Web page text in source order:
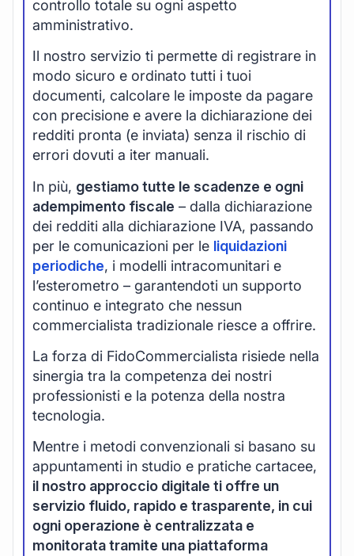
controllo totale su ogni aspetto
amministrativo.
Il nostro servizio ti permette di registrare in
modo sicuro e ordinato tutti i tuoi
documenti, calcolare le imposte da pagare
con precisione e avere la dichiarazione dei
redditi pronta (e inviata) senza il rischio di
errori dovuti a iter manuali.
In più, gestiamo tutte le scadenze e ogni
adempimento fiscale – dalla dichiarazione
dei redditi alla dichiarazione IVA, passando
per le comunicazioni per le liquidazioni
periodiche, i modelli intracomunitari e
l’esterometro – garantendoti un supporto
continuo e integrato che nessun
commercialista tradizionale riesce a offrire.
La forza di FidoCommercialista risiede nella
sinergia tra la competenza dei nostri
professionisti e la potenza della nostra
tecnologia.
Mentre i metodi convenzionali si basano su
appuntamenti in studio e pratiche cartacee,
il nostro approccio digitale ti offre un
servizio fluido, rapido e trasparente, in cui
ogni operazione è centralizzata e
monitorata tramite una piattaforma